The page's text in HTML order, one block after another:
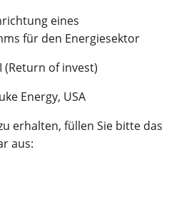
eines
für den Energiesektor
(Return of invest)
Energy, USA
erhalten, füllen Sie bitte das
aus: